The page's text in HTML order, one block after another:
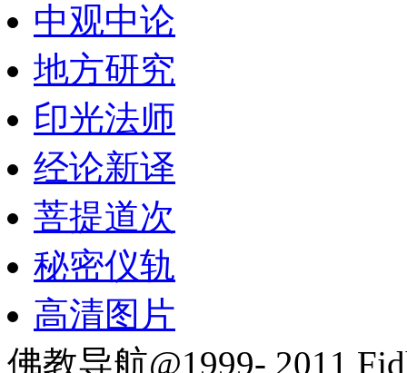
中观中论
地方研究
印光法师
经论新译
菩提道次
秘密仪轨
高清图片
佛教导航@1999- 2011